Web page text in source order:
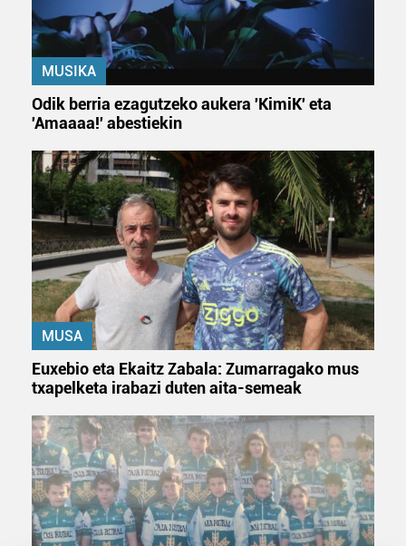
MUSIKA
Odik berria ezagutzeko aukera 'KimiK' eta
'Amaaaa!' abestiekin
MUSA
Euxebio eta Ekaitz Zabala: Zumarragako mus
txapelketa irabazi duten aita-semeak